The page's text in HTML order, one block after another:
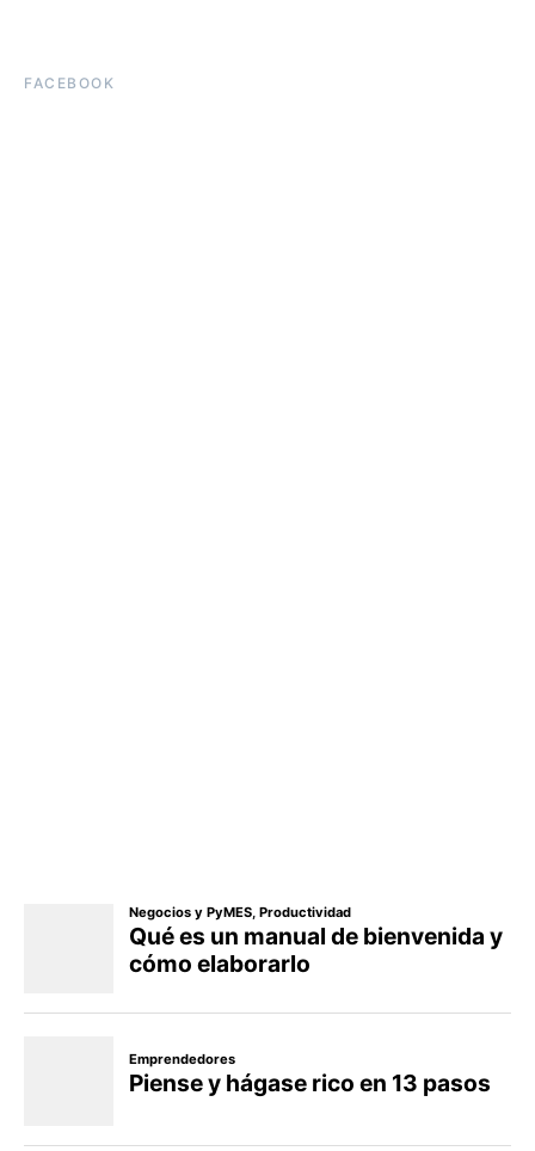
FACEBOOK